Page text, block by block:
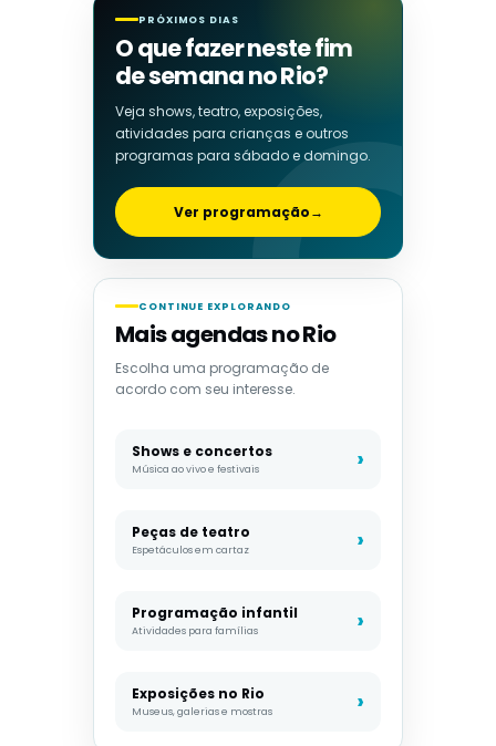
PRÓXIMOS DIAS
O que fazer neste fim
de semana no Rio?
Veja shows, teatro, exposições,
atividades para crianças e outros
programas para sábado e domingo.
Ver programação→
CONTINUE EXPLORANDO
Mais agendas no Rio
Escolha uma programação de
acordo com seu interesse.
Shows e concertos
Música ao vivo e festivais
Peças de teatro
Espetáculos em cartaz
Programação infantil
Atividades para famílias
Exposições no Rio
Museus, galerias e mostras